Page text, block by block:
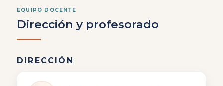
EQUIPO DOCENTE
Dirección y profesorado
DIRECCIÓN